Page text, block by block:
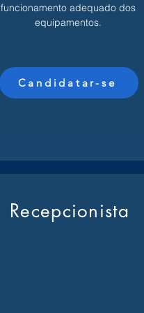
funcionamento adequado dos
equipamentos.
Candidatar-se
Recepcionista